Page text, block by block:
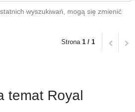
wyszukiwań, mogą się zmienić
Strona 1 / 1
temat Royal